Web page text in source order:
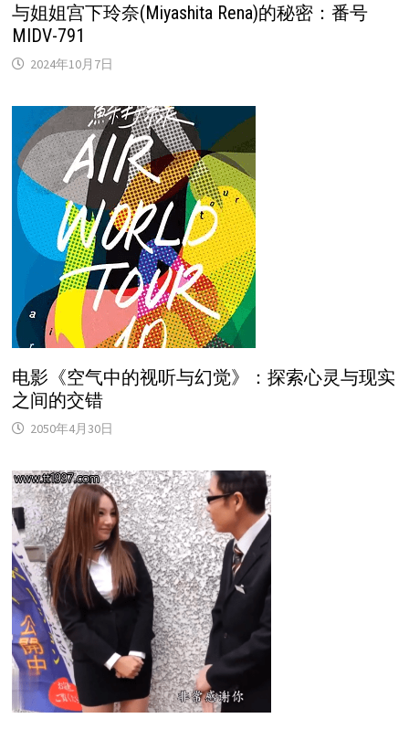
与姐姐宫下玲奈(Miyashita Rena)的秘密：番号
MIDV-791
2024年10月7日
电影《空气中的视听与幻觉》：探索心灵与现实
之间的交错
2050年4月30日